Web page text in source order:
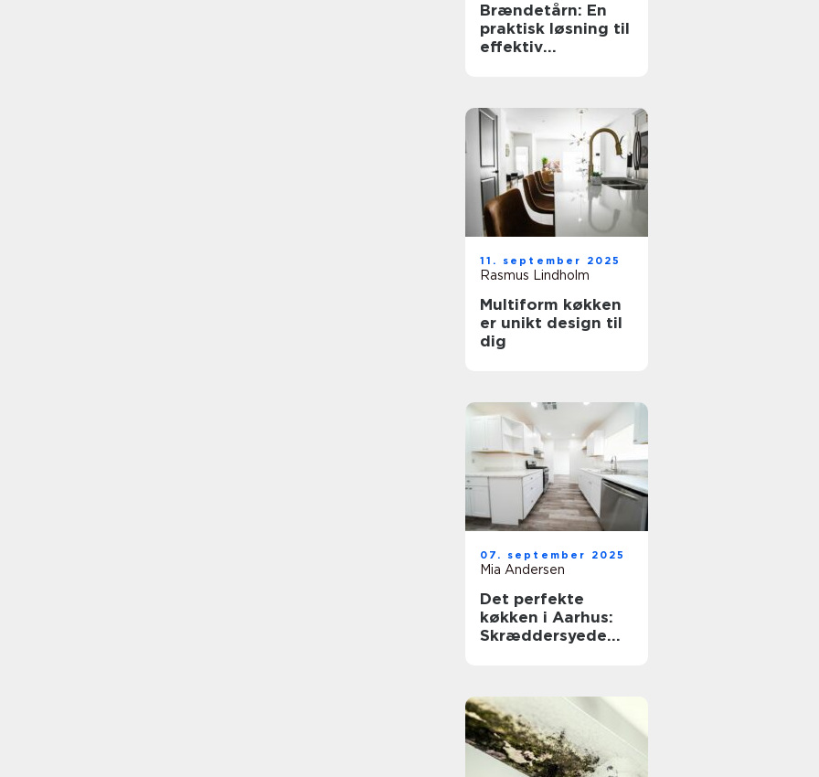
Brændetårn: En
praktisk løsning til
effektiv
11. september 2025
Rasmus Lindholm
Multiform køkken
er unikt design til
dig
07. september 2025
Mia Andersen
Det perfekte
køkken i Aarhus:
Skræddersyede